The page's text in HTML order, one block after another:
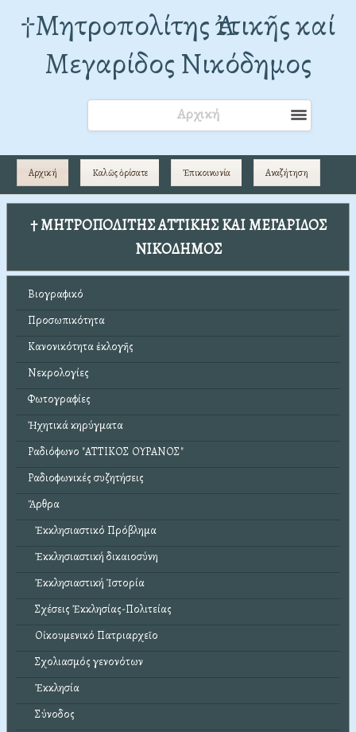
†Mητροπολίτης Ἀττικῆς καί
Μεγαρίδος Νικόδημος
Αρχική
Αρχική Καλῶς ὁρίσατε Ἐπικοινωνία Αναζήτηση
† ΜΗΤΡΟΠΟΛΙΤΗΣ ΑΤΤΙΚΗΣ ΚΑΙ ΜΕΓΑΡΙΔΟΣ
ΝΙΚΟΔΗΜΟΣ
Βιογραφικό
Προσωπικότητα
Κανονικότητα ἐκλογῆς
Νεκρολογίες
Φωτογραφίες
Ἠχητικά κηρύγματα
Ραδιόφωνο "ΑΤΤΙΚΟΣ ΟΥΡΑΝΟΣ"
Ραδιοφωνικές συζητήσεις
Ἄρθρα
Ἐκκλησιαστικό Πρόβλημα
Ἐκκλησιαστική δικαιοσύνη
Ἐκκλησιαστική Ἱστορία
Σχέσεις Ἐκκλησίας-Πολιτείας
Οἰκουμενικό Πατριαρχεῖο
Σχολιασμός γενονότων
Ἐκκλησία
Σύνοδος